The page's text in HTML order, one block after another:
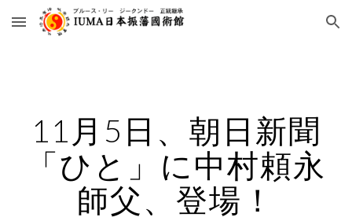
Skip to main content Skip to navigation
11月5日、朝日新聞
「ひと」に中村頼永
師父、登場！